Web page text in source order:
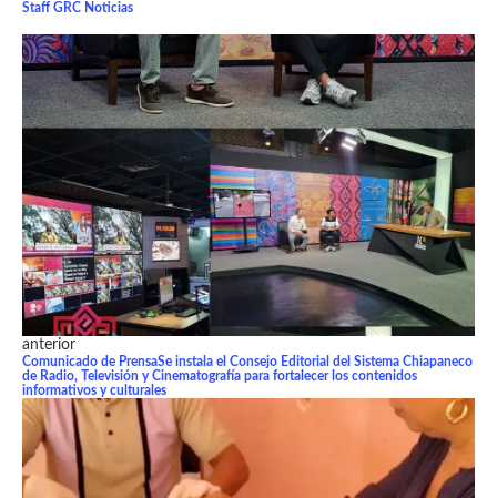
Staff GRC Noticias
anterior
Comunicado de PrensaSe instala el Consejo Editorial del Sistema Chiapaneco
de Radio, Televisión y Cinematografía para fortalecer los contenidos
informativos y culturales